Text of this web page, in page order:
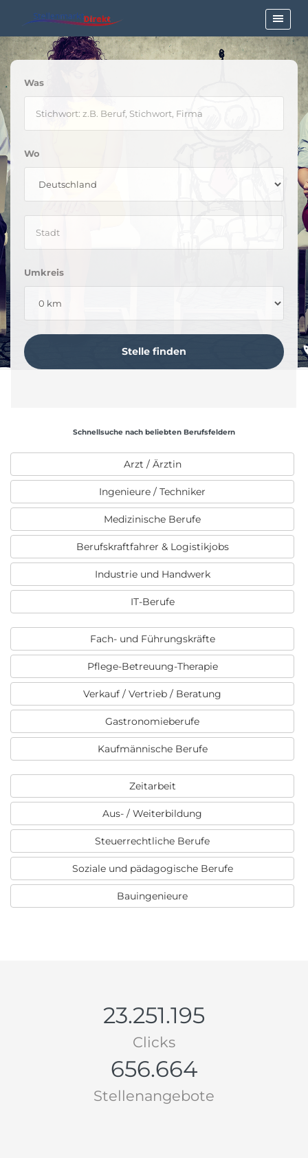
Was
Wo
Umkreis
Schnellsuche nach beliebten Berufsfeldern
Arzt / Ärztin
Ingenieure / Techniker
Medizinische Berufe
Berufskraftfahrer & Logistikjobs
Industrie und Handwerk
IT-Berufe
Fach- und Führungskräfte
Pflege-Betreuung-Therapie
Verkauf / Vertrieb / Beratung
Gastronomieberufe
Kaufmännische Berufe
Zeitarbeit
Aus- / Weiterbildung
Steuerrechtliche Berufe
Soziale und pädagogische Berufe
Bauingenieure
23.251.195
Clicks
656.664
Stellenangebote